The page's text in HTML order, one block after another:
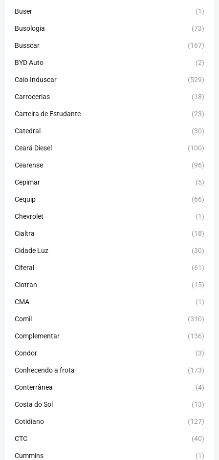
Buser (1)
Busologia (73)
Busscar (167)
BYD Auto (2)
Caio Induscar (529)
Carrocerias (18)
Carteira de Estudante (23)
Catedral (30)
Ceará Diesel (100)
Cearense (96)
Cepimar (5)
Cequip (66)
Chevrolet (1)
Cialtra (18)
Cidade Luz (30)
Ciferal (61)
Clotran (15)
CMA (1)
Comil (310)
Complementar (136)
Condor (3)
Conhecendo a frota (173)
Conterrânea (4)
Costa do Sol (13)
Cotidiano (127)
CTC (40)
Cummins (1)